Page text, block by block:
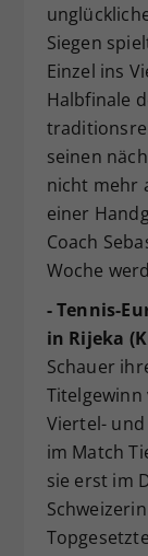
Siegen
Einzel ins
Halbfinale
seinen
nicht mehr
einer
Coach
Woche
- Tennis-
in Rijeka
Schauer
Titelgewinn
Viertel-
im Match
sie erst im